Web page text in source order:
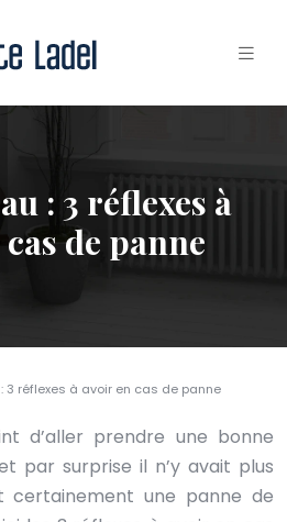
: 3 réflexes à
de panne
3 réflexes à avoir en cas de panne
d’aller prendre une bonne
par surprise il n’y avait plus
certainement une panne de